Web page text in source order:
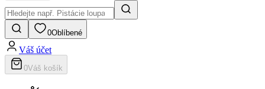
0Oblíbené
Váš účet
0Váš košík